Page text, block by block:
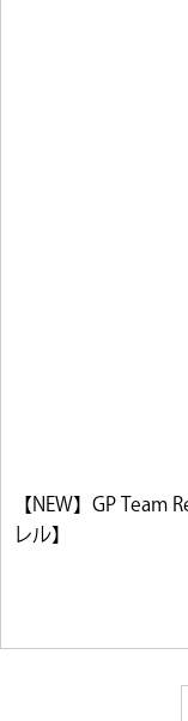
【NEW】GP
レル】